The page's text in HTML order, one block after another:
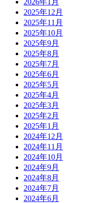
2025年12月
2025年11月
2025年10月
2025年9月
2025年8月
2025年7月
2025年6月
2025年5月
2025年4月
2025年3月
2025年2月
2025年1月
2024年12月
2024年11月
2024年10月
2024年9月
2024年8月
2024年7月
2024年6月